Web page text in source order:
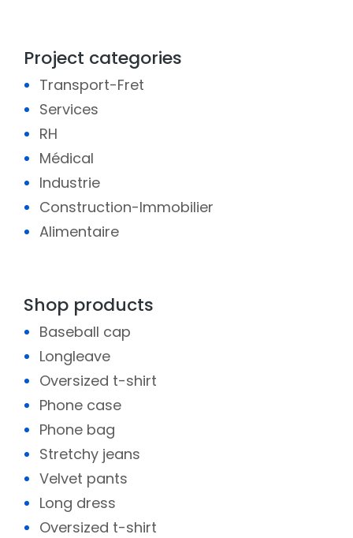
Project categories
Transport-Fret
Services
RH
Médical
Industrie
Construction-Immobilier
Alimentaire
Shop products
Baseball cap
Longleave
Oversized t-shirt
Phone case
Phone bag
Stretchy jeans
Velvet pants
Long dress
Oversized t-shirt